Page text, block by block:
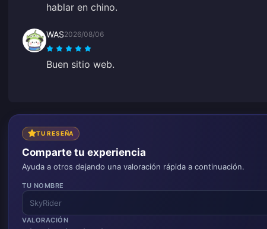
hablar en chino.
WAS2026/08/06
Buen sitio web.
TU RESEÑA
Comparte tu experiencia
Ayuda a otros dejando una valoración rápida a continuación.
TU NOMBRE
VALORACIÓN